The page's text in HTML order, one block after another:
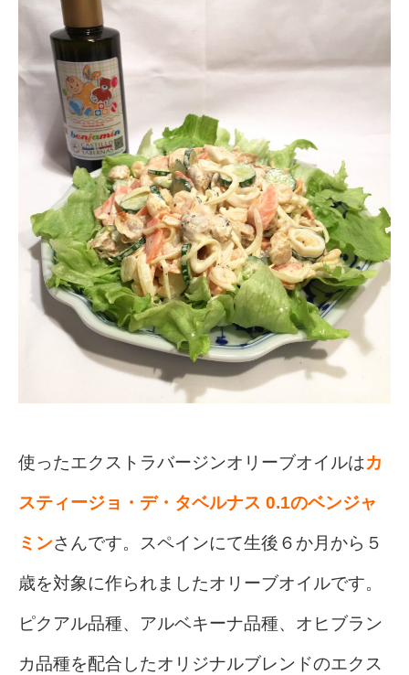
使ったエクストラバージンオリーブオイルはカ
スティージョ・デ・タベルナス 0.1のベンジャ
ミンさんです。 スペインにて生後６か月から５
歳を対象に作られましたオリーブオイルです。
ピクアル品種、アルベキーナ品種、オヒブラン
カ品種を配合したオリジナルブレンドのエクス